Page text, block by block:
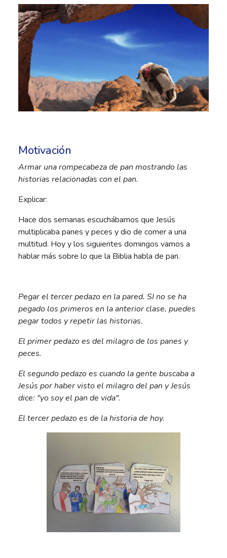
Motivación
Armar una rompecabeza de pan mostrando las
historias relacionadas con el pan.
Explicar:
Hace dos semanas escuchábamos que Jesús
multiplicaba panes y peces y dio de comer a una
multitud. Hoy y los siguientes domingos vamos a
hablar más sobre lo que la Biblia habla de pan.
Pegar el tercer pedazo en la pared. SI no se ha
pegado los primeros en la anterior clase, puedes
pegar todos y repetir las historias.
El primer pedazo es del milagro de los panes y
peces.
El segundo pedazo es cuando la gente buscaba a
Jesús por haber visto el milagro del pan y Jesús
dice: "yo soy el pan de vida".
El tercer pedazo es de la historia de hoy.